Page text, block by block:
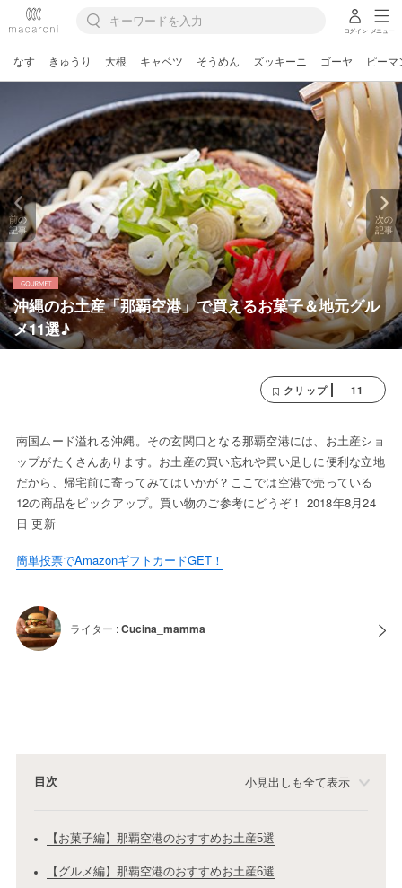
ログイン メニュー
なす きゅうり 大根 キャベツ そうめん ズッキーニ ゴーヤ ピーマ
沖縄のお土産「那覇空港」で買えるお菓子＆地元グル
メ11選♪
前の
記事
次の
記事
クリップ 11
南国ムード溢れる沖縄。その玄関口となる那覇空港には、お土産ショ
ップがたくさんあります。お土産の買い忘れや買い足しに便利な立地
だから、帰宅前に寄ってみてはいかが？ここでは空港で売っている
12の商品をピックアップ。買い物のご参考にどうぞ！ 2018年8月24
日 更新
簡単投票でAmazonギフトカードGET！
ライター :Cucina_mamma
目次 小見出しも全て表示
【お菓子編】那覇空港のおすすめお土産5選
【グルメ編】那覇空港のおすすめお土産6選